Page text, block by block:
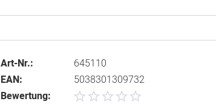
Art-Nr.:
645110
EAN:
5038301309732
Bewertung: